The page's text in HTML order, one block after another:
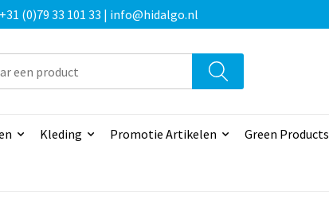
(0)79 33 101 33 | info@hidalgo.nl
Kleding Promotie Artikelen Green Products